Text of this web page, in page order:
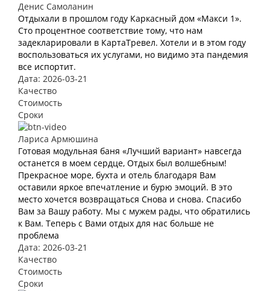
Денис Самоланин
Отдыхали в прошлом году Каркасный дом «Макси 1».
Сто процентное соответствие тому, что нам
задекларировали в КартаТревел. Хотели и в этом году
воспользоваться их услугами, но видимо эта пандемия
все испортит.
Дата: 2026-03-21
Качество
Стоимость
Сроки
Лариса Армюшина
Готовая модульная баня «Лучший вариант» навсегда
останется в моем сердце, Отдых был волшебным!
Прекрасное море, бухта и отель благодаря Вам
оставили яркое впечатление и бурю эмоций. В это
место хочется возвращаться Снова и снова. Спасибо
Вам за Вашу работу. Мы с мужем рады, что обратились
к Вам. Теперь с Вами отдых для нас больше не
проблема
Дата: 2026-03-21
Качество
Стоимость
Сроки